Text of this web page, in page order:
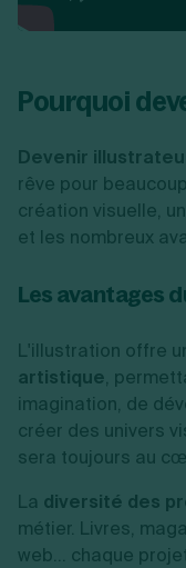
Pourquoi
Devenir
rêve pour
création visuelle,
et les nombreux
Les avantages
L'illustration offre
artistique,
imagination, de
créer des univers
sera toujours au
La diversité des
métier. Livres,
web... chaque